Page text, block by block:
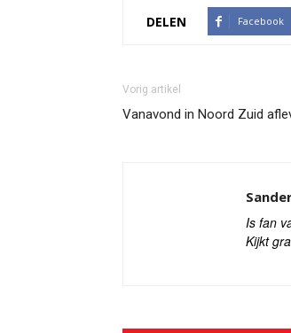
DELEN Facebook
Vorig artikel
Vanavond in Noord Zuid
Is fan
Kijkt